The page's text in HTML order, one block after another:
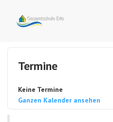
Termine
Keine Termine
Ganzen Kalender ansehen